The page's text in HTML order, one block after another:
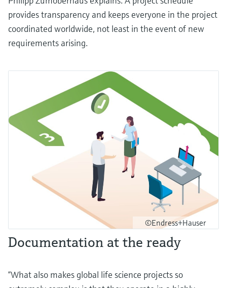
provides transparency and keeps everyone in the project
coordinated worldwide, not least in the event of new
requirements arising.
©Endress+Hauser
Documentation at the ready
“What also makes global life science projects so